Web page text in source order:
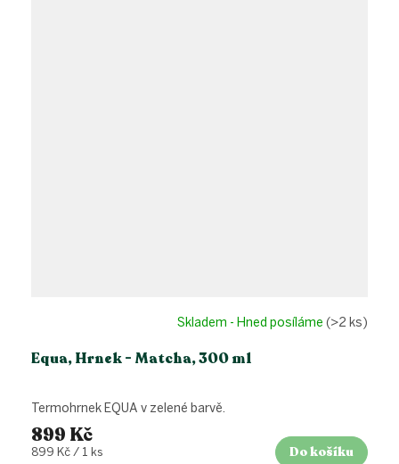
Equa, Hrnek - Matcha, 300 ml
Skladem - Hned posíláme (>2 ks)
899 Kč
Měrná
899 Kč / 1 ks Do košíku
Termohrnek EQUA v zelené barvě.